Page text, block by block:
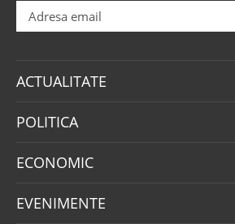
ACTUALITATE
POLITICA
ECONOMIC
EVENIMENTE